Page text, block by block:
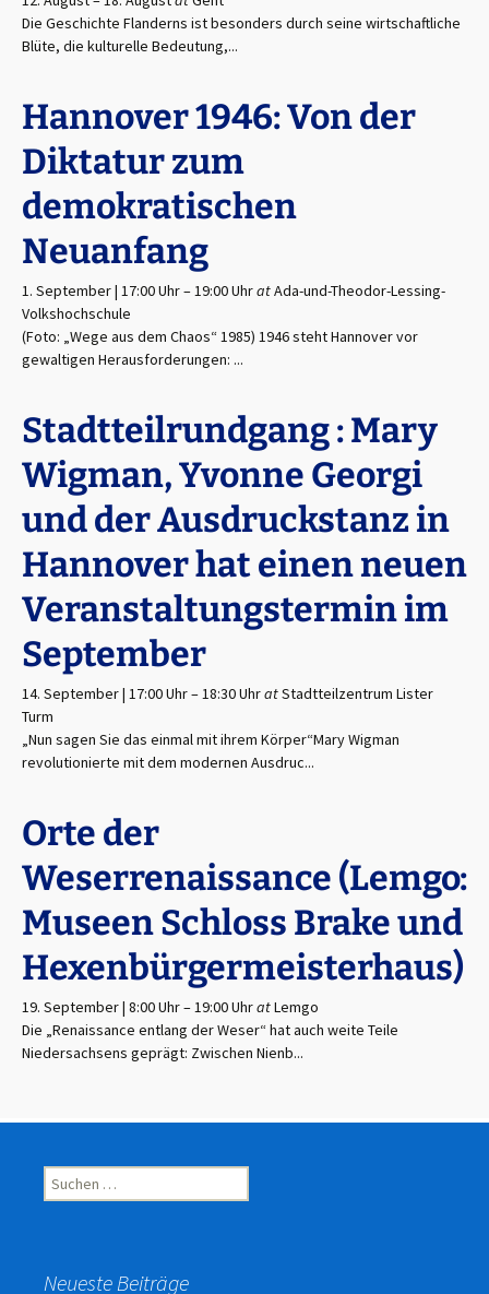
Die Geschichte Flanderns ist besonders durch seine wirtschaftliche
Blüte, die kulturelle Bedeutung,...
Hannover 1946: Von der
Diktatur zum
demokratischen
Neuanfang
1. September | 17:00 Uhr–19:00 UhratAda-und-Theodor-Lessing-
Volkshochschule
(Foto: „Wege aus dem Chaos“ 1985) 1946 steht Hannover vor
gewaltigen Herausforderungen: ...
Stadtteilrundgang : Mary
Wigman, Yvonne Georgi
und der Ausdruckstanz in
Hannover hat einen neuen
Veranstaltungstermin im
September
14. September | 17:00 Uhr–18:30 UhratStadtteilzentrum Lister
Turm
„Nun sagen Sie das einmal mit ihrem Körper“Mary Wigman
revolutionierte mit dem modernen Ausdruc...
Orte der
Weserrenaissance (Lemgo:
Museen Schloss Brake und
Hexenbürgermeisterhaus)
19. September | 8:00 Uhr–19:00 UhratLemgo
Die „Renaissance entlang der Weser“ hat auch weite Teile
Niedersachsens geprägt: Zwischen Nienb...
Suchen
nach:
Neueste Beiträge